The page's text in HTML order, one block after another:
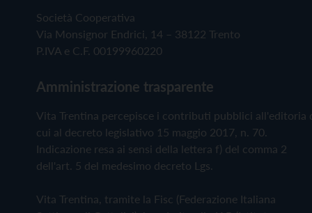
Società Cooperativa
Via Monsignor Endrici, 14 – 38122 Trento
P.IVA e C.F. 00199960220
Amministrazione trasparente
Vita Trentina percepisce i contributi pubblici all'editoria
cui al decreto legislativo 15 maggio 2017, n. 70.
Indicazione resa ai sensi della lettera f) del comma 2
dell'art. 5 del medesimo decreto Lgs.
Vita Trentina, tramite la Fisc (Federazione Italiana